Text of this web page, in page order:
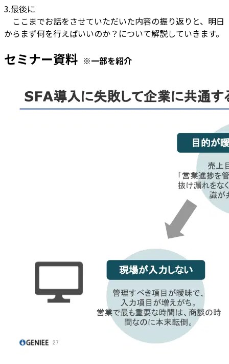
3.最後に
ここまでお話をさせていただいた内容の振り返りと、明日
からまず何を行えばいいのか？について解説していきます。
セミナー資料 ※一部を紹介